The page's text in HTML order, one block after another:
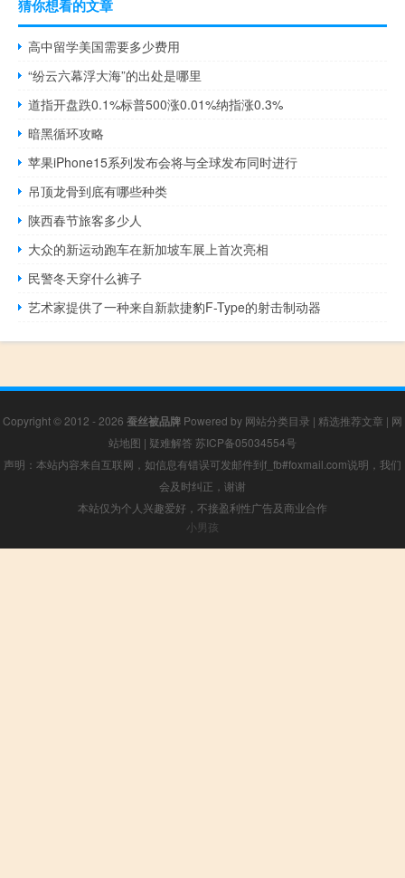
猜你想看的文章
高中留学美国需要多少费用
“纷云六幕浮大海”的出处是哪里
道指开盘跌0.1%标普500涨0.01%纳指涨0.3%
暗黑循环攻略
苹果iPhone15系列发布会将与全球发布同时进行
吊顶龙骨到底有哪些种类
陕西春节旅客多少人
大众的新运动跑车在新加坡车展上首次亮相
民警冬天穿什么裤子
艺术家提供了一种来自新款捷豹F-Type的射击制动器
Copyright © 2012 - 2026 蚕丝被品牌 Powered by 网站分类目录 | 精选推荐文章 | 网
站地图 | 疑难解答 苏ICP备05034554号
声明：本站内容来自互联网，如信息有错误可发邮件到f_fb#foxmail.com说明，我们
会及时纠正，谢谢
本站仅为个人兴趣爱好，不接盈利性广告及商业合作
小男孩